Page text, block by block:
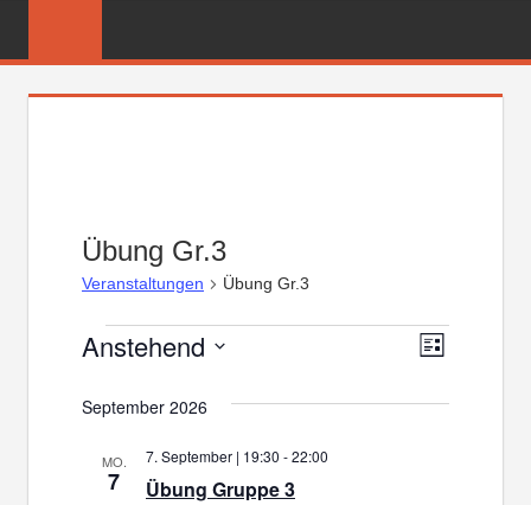
FEUERWEHR
Übung Gr.3
Veranstaltungen Übung Gr.3
Veranstaltungen Liste
Anstehend
wählen.
September 2026
MO.
7 Übung Gruppe 3
7. September | 19:30 -22:00